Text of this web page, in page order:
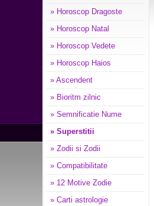
» Horoscop Dragoste
» Horoscop Natal
» Horoscop Vedete
» Horoscop Haios
» Ascendent
» Bioritm zilnic
» Semnificatie Nume
» Superstitii
» Zodii si Zodii
» Compatibilitate
» 12 Motive Zodie
» Carti astrologie